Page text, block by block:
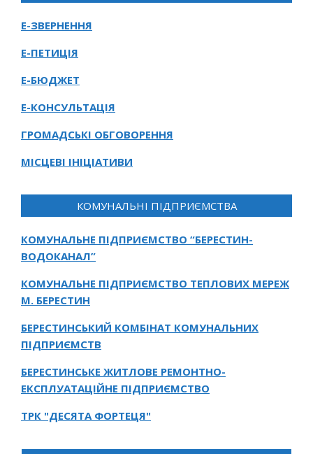
Е-ЗВЕРНЕННЯ
Е-ПЕТИЦІЯ
Е-БЮДЖЕТ
Е-КОНСУЛЬТАЦІЯ
ГРОМАДСЬКІ ОБГОВОРЕННЯ
МІСЦЕВІ ІНІЦІАТИВИ
КОМУНАЛЬНІ ПІДПРИЄМСТВА
КОМУНАЛЬНЕ ПІДПРИЄМСТВО “БЕРЕСТИН-
ВОДОКАНАЛ”
КОМУНАЛЬНЕ ПІДПРИЄМСТВО ТЕПЛОВИХ МЕРЕЖ
М. БЕРЕСТИН
БЕРЕСТИНСЬКИЙ КОМБІНАТ КОМУНАЛЬНИХ
ПІДПРИЄМСТВ
БЕРЕСТИНСЬКЕ ЖИТЛОВЕ РЕМОНТНО-
ЕКСПЛУАТАЦІЙНЕ ПІДПРИЄМСТВО
ТРК "ДЕСЯТА ФОРТЕЦЯ"